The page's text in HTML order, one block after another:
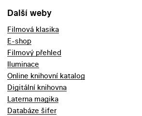
Další weby
Filmová klasika
E-shop
Filmový přehled
Iluminace
Online knihovní katalog
Digitální knihovna
Laterna magika
Databáze šifer